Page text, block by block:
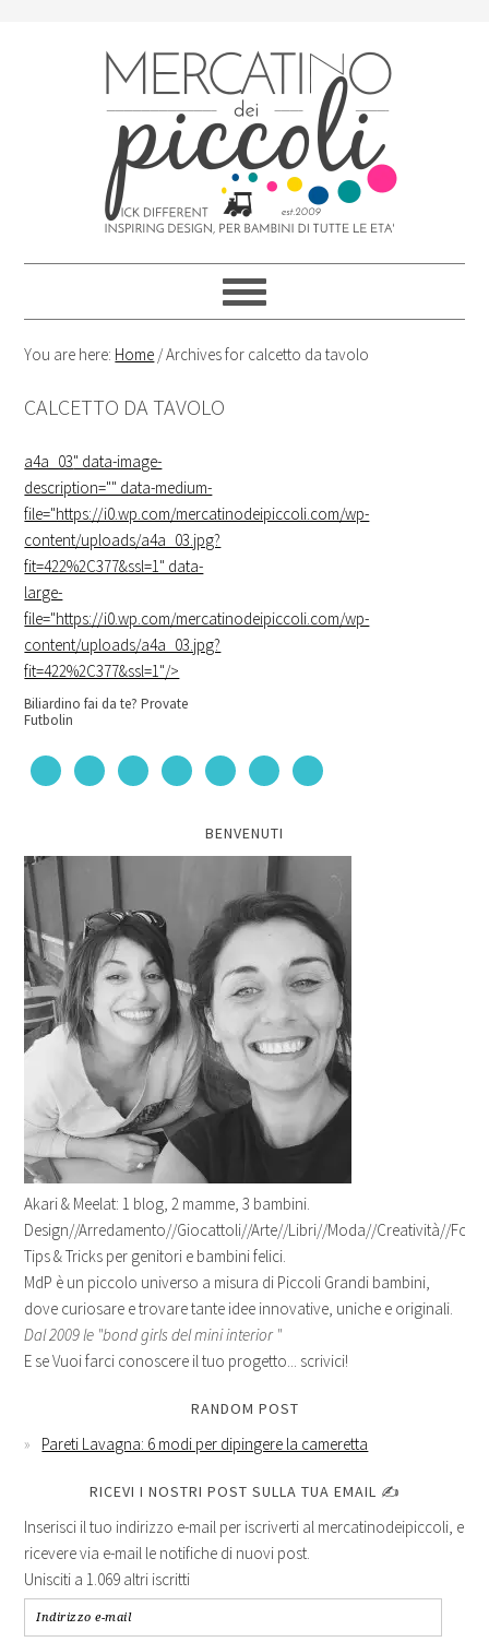
You are here: Home /Archives for calcetto da tavolo
CALCETTO DA TAVOLO
a4a_03" data-image-
description="" data-medium-
file="https://i0.wp.com/mercatinodeipiccoli.com/wp-
content/uploads/a4a_03.jpg?
fit=422%2C377&ssl=1" data-
large-
file="https://i0.wp.com/mercatinodeipiccoli.com/wp-
content/uploads/a4a_03.jpg?
fit=422%2C377&ssl=1"/>
Biliardino fai da te? Provate
Futbolin
BENVENUTI
Akari & Meelat: 1 blog, 2 mamme, 3 bambini.
Design//Arredamento//Giocattoli//Arte//Libri//Moda//Creatività//
Tips & Tricks per genitori e bambini felici.
MdP è un piccolo universo a misura di Piccoli Grandi bambini,
dove curiosare e trovare tante idee innovative, uniche e originali.
Dal 2009 le "bond girls del mini interior "
E se Vuoi farci conoscere il tuo progetto... scrivici!
RANDOM POST
Pareti Lavagna: 6 modi per dipingere la cameretta
RICEVI I NOSTRI POST SULLA TUA EMAIL ✍
Inserisci il tuo indirizzo e-mail per iscriverti al mercatinodeipiccoli, e
ricevere via e-mail le notifiche di nuovi post.
Unisciti a 1.069 altri iscritti